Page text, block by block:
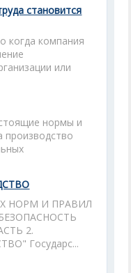
становится
когда компания
или
нормы и
производство
НОРМ И ПРАВИЛ
2.
Государс...